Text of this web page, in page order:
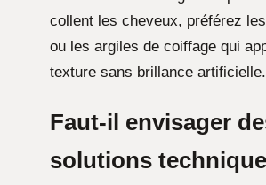
collent les cheveux, préférez
ou les argiles de coiffage qui
texture sans brillance artificielle.
Faut-il envisager
solutions